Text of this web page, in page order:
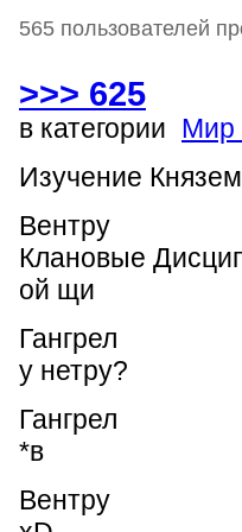
565 пользователей
>>> 625
в категории Мир
Изучение
Вентру
Клановые
ой щи
Гангрел
у нетру?
Гангрел
*в
Вентру